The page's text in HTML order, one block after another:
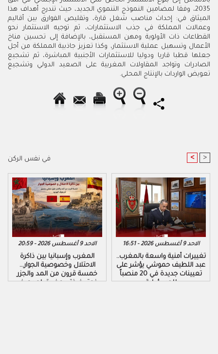
2035، وفقا لمضامين النموذج التنموي الجديد، حيث تندرج أهداف هذا
الميثاق في: إحداث مناصب شغل قارة، وتقليص الفوارق بين أقاليم
وعمالات المملكة في جذب الاستثمارات، ثم توجيه الاستثمار نحو
القطاعات ذات الأولوية ومهن المستقبل، بالإضافة إلى تحسين مناخ
الأعمال وتسهيل عملية الاستثمار، وكذا تعزيز جاذبية المملكة من أجل
جعلها قطبا قاريا ودوليا للاستثمارات الأجنبية المباشرة، ثم تشجيع
الصادرات وتواجد المقاولات المغربية على الصعيد الدولي وتشجيع
تعويض الواردات بالإنتاج المحلي.
في نفس الركن < >
الاحد 9 أغسطس 2026 - 20:59
المغرب وإسبانيا بين ذاكرة
الاحتلال وخصوصية الجوار…
خمسة قرون من المد والجزر
فوق ضفتي مضيق لم يعرف
الاحد 9 أغسطس 2026 - 16:51
تغييرات أمنية واسعة بالمغرب..
عبد اللطيف حموشي يؤشر على
تعيينات جديدة في 20 منصباً
للمسؤولية